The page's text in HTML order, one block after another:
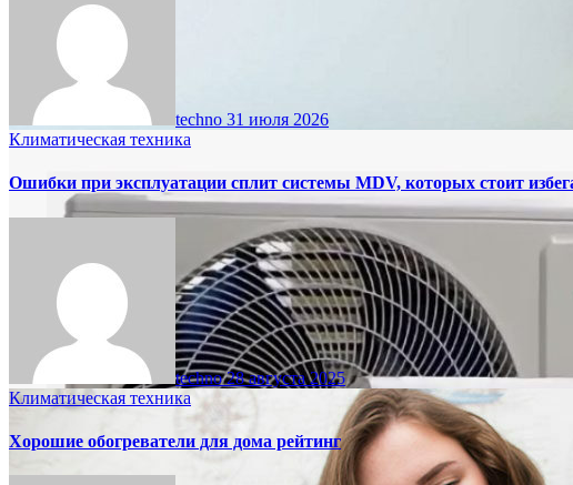
techno 31 июля 2026
Климатическая техника
Ошибки при эксплуатации сплит системы MDV, которых стоит
techno28 августа 2025
Климатическая техника
Хорошие обогреватели для дома рейтинг